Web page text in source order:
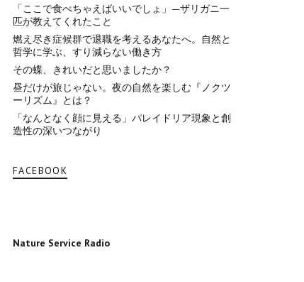
「ここで食べちゃえばいいでしょ」—ザリガニ一
匹が教えてくれたこと
燃え尽き症候群で退職を考えるあなたへ。自然と
哲学に学ぶ、すり減らない働き方
その蝶、きれいだと思いましたか？
昼だけが旅じゃない。夜の自然を楽しむ『ノクツ
ーリズム』とは？
「なんとなく顔に見える」パレイドリア現象と創
造性の深いつながり
FACEBOOK
Nature Service Radio